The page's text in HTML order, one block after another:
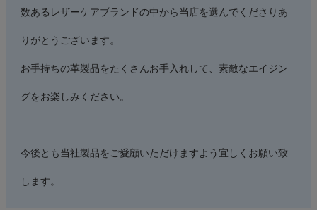
数あるレザーケアブランドの中から当店を選んでくださりあ
りがとうございます。
お手持ちの革製品をたくさんお手入れして、素敵なエイジン
グをお楽しみください。
今後とも当社製品をご愛顧いただけますよう宜しくお願い致
します。